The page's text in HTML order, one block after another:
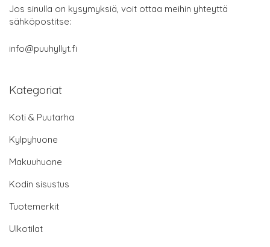
Jos sinulla on kysymyksiä, voit ottaa meihin yhteyttä
sähköpostitse:
info@puuhyllyt.fi
Kategoriat
Koti & Puutarha
Kylpyhuone
Makuuhuone
Kodin sisustus
Tuotemerkit
Ulkotilat